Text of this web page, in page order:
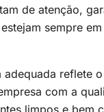
de atenção,
sempre
reflete o
com a